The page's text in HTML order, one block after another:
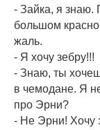
- Зайка, я знаю.
большом
жаль.
- Я хочу зебру!!!
- Знаю, ты
в чемодане. Я
про Эрни?
- Не Эрни! Хочу